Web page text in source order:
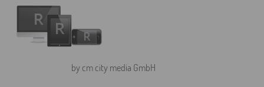
by cm city media GmbH